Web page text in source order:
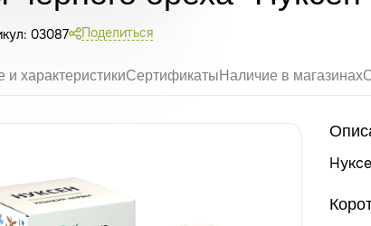
03087 Поделиться
и характеристикиСертификатыНаличие в магазинах